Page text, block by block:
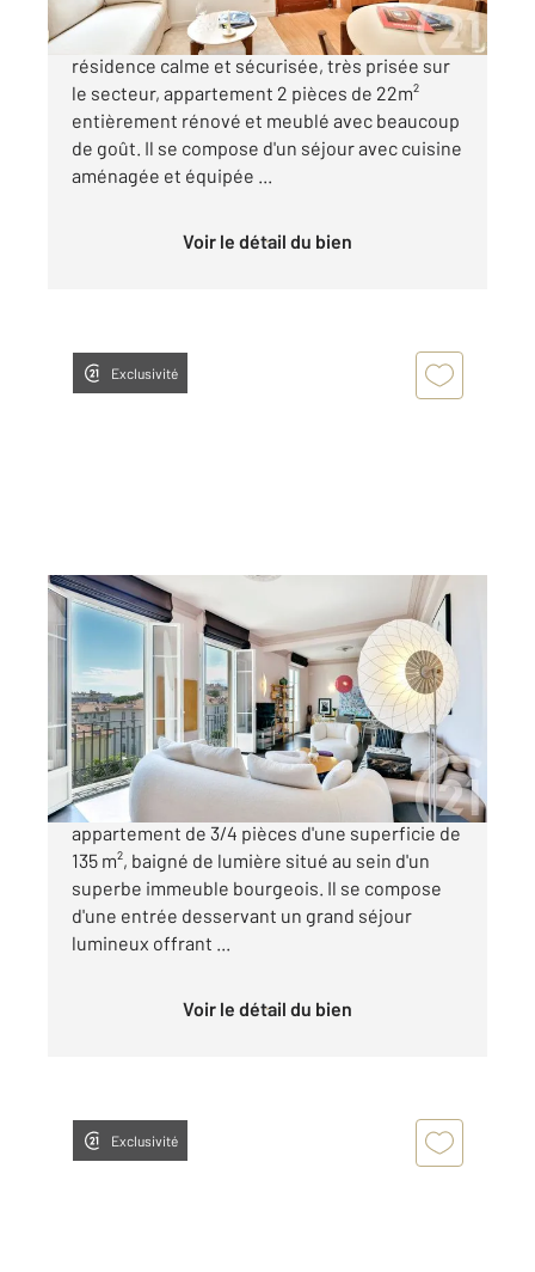
Nice Mont Boron - Idéalement situé, dans une
résidence calme et sécurisée, très prisée sur
le secteur, appartement 2 pièces de 22m²
entièrement rénové et meublé avec beaucoup
de goût. Il se compose d'un séjour avec cuisine
aménagée et équipée ...
Voir le détail du bien
Exclusivité
NICE 06
135,02 m2, 3 pièces
Ref : 16055
Appartement F3 à vendre
1 200 000 €
Nice Mont Boron Découvrez cet élégant
appartement de 3/4 pièces d'une superficie de
135 m², baigné de lumière situé au sein d'un
superbe immeuble bourgeois. Il se compose
d'une entrée desservant un grand séjour
lumineux offrant ...
Voir le détail du bien
Exclusivité